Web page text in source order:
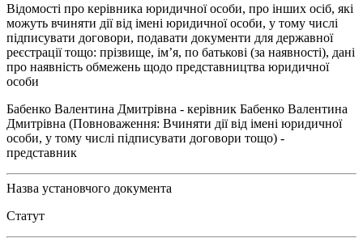
Відомості про керівника юридичної особи, про інших осіб, які
можуть вчиняти дії від імені юридичної особи, у тому числі
підписувати договори, подавати документи для державної
реєстрації тощо: прізвище, ім’я, по батькові (за наявності), дані
про наявність обмежень щодо представництва юридичної
особи
Бабенко Валентина Дмитрівна - керівник Бабенко Валентина
Дмитрівна (Повноваження: Вчиняти дії від імені юридичної
особи, у тому числі підписувати договори тощо) -
представник
Назва установчого документа
Статут